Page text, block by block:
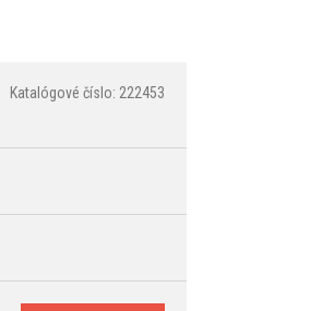
Katalógové číslo: 222453